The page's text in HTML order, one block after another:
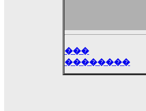
���
��������